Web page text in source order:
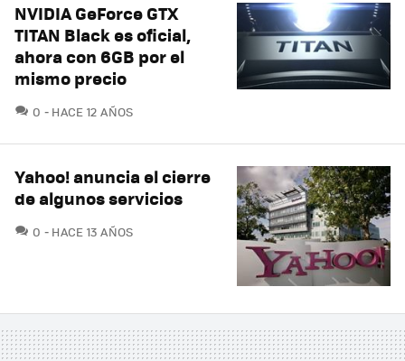
NVIDIA GeForce GTX
TITAN Black es oficial,
ahora con 6GB por el
mismo precio
0 COMENTARIOS
HACE 12 AÑOS
Yahoo! anuncia el cierre
de algunos servicios
0 COMENTARIOS
HACE 13 AÑOS